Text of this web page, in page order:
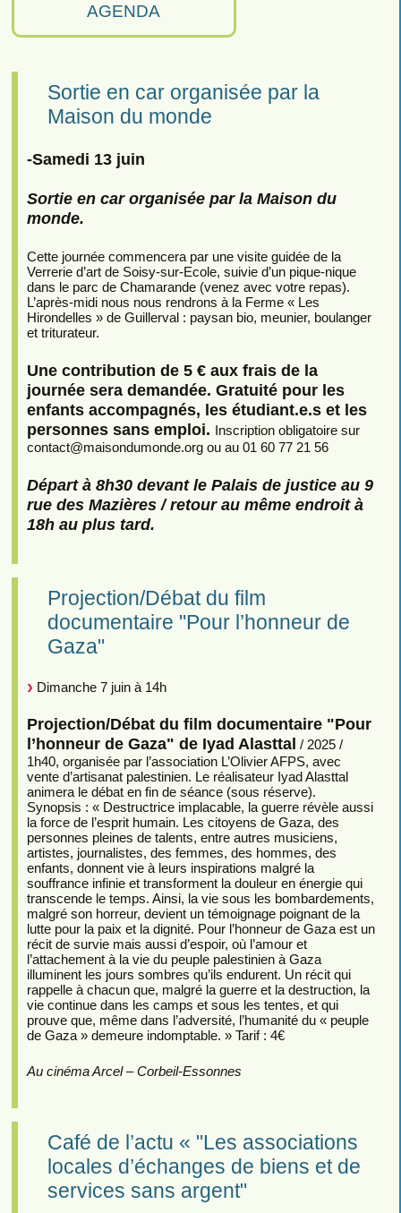
AGENDA
Sortie en car organisée par la
Maison du monde
-Samedi 13 juin
Sortie en car organisée par la Maison du
monde.
Cette journée commencera par une visite guidée de la
Verrerie d’art de Soisy-sur-Ecole, suivie d’un pique-nique
dans le parc de Chamarande (venez avec votre repas).
L’après-midi nous nous rendrons à la Ferme « Les
Hirondelles » de Guillerval : paysan bio, meunier, boulanger
et triturateur.
Une contribution de 5 € aux frais de la
journée sera demandée. Gratuité pour les
enfants accompagnés, les étudiant.e.s et les
personnes sans emploi. Inscription obligatoire sur
contact@maisondumonde.org ou au 01 60 77 21 56
Départ à 8h30 devant le Palais de justice au 9
rue des Mazières / retour au même endroit à
18h au plus tard.
Projection/Débat du film
documentaire "Pour l’honneur de
Gaza"
Dimanche 7 juin à 14h
Projection/Débat du film documentaire "Pour
l’honneur de Gaza" de Iyad Alasttal / 2025 /
1h40, organisée par l’association L’Olivier AFPS, avec
vente d’artisanat palestinien. Le réalisateur Iyad Alasttal
animera le débat en fin de séance (sous réserve).
Synopsis : « Destructrice implacable, la guerre révèle aussi
la force de l’esprit humain. Les citoyens de Gaza, des
personnes pleines de talents, entre autres musiciens,
artistes, journalistes, des femmes, des hommes, des
enfants, donnent vie à leurs inspirations malgré la
souffrance infinie et transforment la douleur en énergie qui
transcende le temps. Ainsi, la vie sous les bombardements,
malgré son horreur, devient un témoignage poignant de la
lutte pour la paix et la dignité. Pour l’honneur de Gaza est un
récit de survie mais aussi d’espoir, où l’amour et
l’attachement à la vie du peuple palestinien à Gaza
illuminent les jours sombres qu’ils endurent. Un récit qui
rappelle à chacun que, malgré la guerre et la destruction, la
vie continue dans les camps et sous les tentes, et qui
prouve que, même dans l’adversité, l’humanité du « peuple
de Gaza » demeure indomptable. » Tarif : 4€
Au cinéma Arcel – Corbeil-Essonnes
Café de l’actu « "Les associations
locales d’échanges de biens et de
services sans argent"